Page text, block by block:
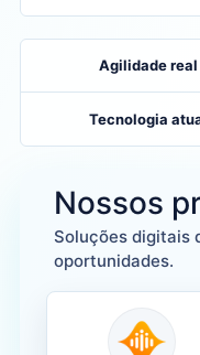
Agilidade real
Tecnologia
Nossos
Soluções digitais
oportunidades.